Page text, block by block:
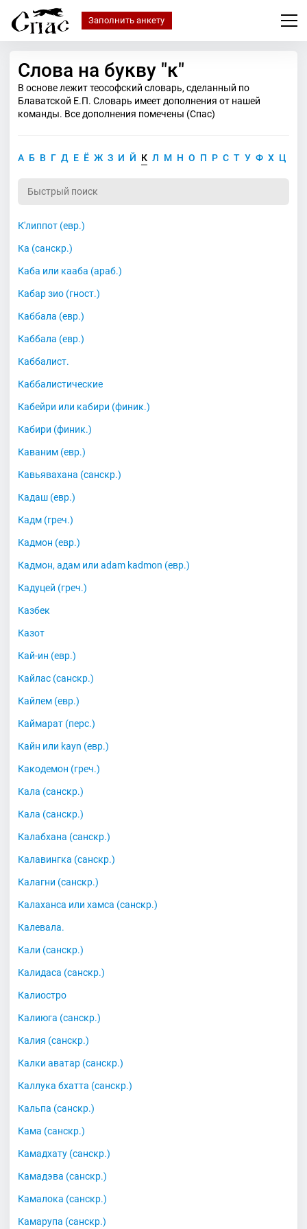
Заполнить анкету
Слова на букву "к"
В основе лежит теософский словарь, сделанный по
Блаватской Е.П. Словарь имеет дополнения от нашей
команды. Все дополнения помечены (Спас)
А Б В Г Д Е Ё Ж З И Й К Л М Н О П Р С Т У Ф Х Ц
К'липпот (евр.)
Ка (санскр.)
Каба или кааба (араб.)
Кабар зио (гност.)
Каббала (евр.)
Каббала (евр.)
Каббалист.
Каббалистические
Кабейри или кабири (финик.)
Кабири (финик.)
Каваним (евр.)
Кавьявахана (санскр.)
Кадаш (евр.)
Кадм (греч.)
Кадмон (евр.)
Кадмон, адам или adam kadmon (евр.)
Кадуцей (греч.)
Казбек
Казот
Кай-ин (евр.)
Кайлас (санскр.)
Кайлем (евр.)
Каймарат (перс.)
Кайн или kayn (евр.)
Какодемон (греч.)
Кала (санскр.)
Кала (санскр.)
Калабхана (санскр.)
Калавингка (санскр.)
Калагни (санскр.)
Калаханса или хамса (санскр.)
Калевала.
Кали (санскр.)
Калидаса (санскр.)
Калиостро
Калиюга (санскр.)
Калия (санскр.)
Калки аватар (санскр.)
Каллука бхатта (санскр.)
Кальпа (санскр.)
Кама (санскр.)
Камадхату (санскр.)
Камадэва (санскр.)
Камалока (санскр.)
Камарупа (санскр.)